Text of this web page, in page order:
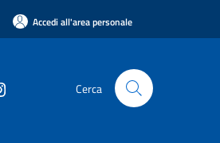
Accedi all'area personale
Cerca